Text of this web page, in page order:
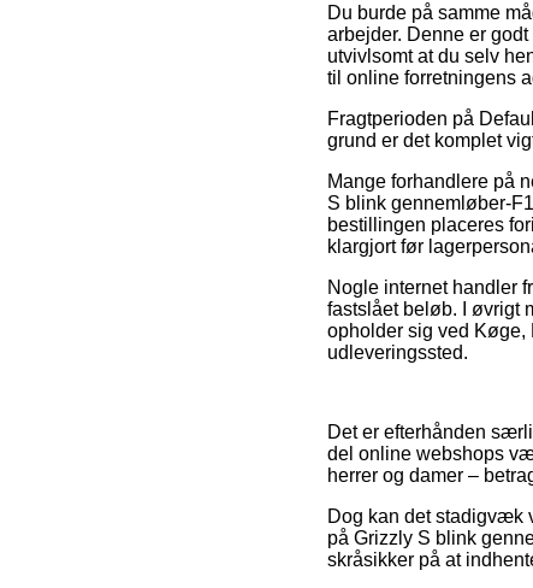
Du burde på samme
arbejder. Denne er
utvivlsomt at du selv
til online forretningens
Fragtperioden på
grund er det komplet
Mange forhandlere på
S blink gennemløber-
bestillingen placeres
klargjort før
Nogle internet handler
fastslået beløb. I øvrigt
opholder sig ved Køge,
udleveringssted.
Det er efterhånden
del online webshops
herrer og damer –
Dog kan det stadigvæk
på Grizzly S blink
skråsikker på at